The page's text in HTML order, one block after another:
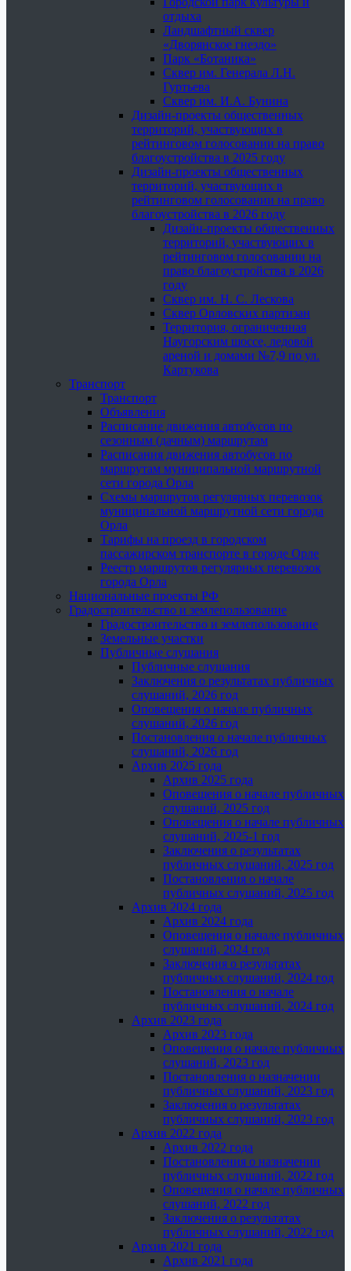
отдыха
Ландшафтный сквер
«Дворянское гнездо»
Парк «Ботаника»
Сквер им. Генерала Л.Н.
Гуртьева
Сквер им. И.А. Бунина
Дизайн-проекты общественных
территорий, участвующих в
рейтинговом голосовании на право
благоустройства в 2025 году
Дизайн-проекты общественных
территорий, участвующих в
рейтинговом голосовании на право
благоустройства в 2026 году
Дизайн-проекты общественных
территорий, участвующих в
рейтинговом голосовании на
право благоустройства в 2026
году
Сквер им. Н. С. Лескова
Сквер Орловских партизан
Территория, ограниченная
Наугорским шоссе, ледовой
ареной и домами №7,9 по ул.
Картукова
Транспорт
Транспорт
Объявления
Расписание движения автобусов по
сезонным (дачным) маршрутам
Расписания движения автобусов по
маршрутам муниципальной маршрутной
сети города Орла
Схемы маршрутов регулярных перевозок
муниципальной маршрутной сети города
Орла
Тарифы на проезд в городском
пассажирском транспорте в городе Орле
Реестр маршрутов регулярных перевозок
города Орла
Национальные проекты РФ
Градостроительство и землепользование
Градостроительство и землепользование
Земельные участки
Публичные слушания
Публичные слушания
Заключения о результатах публичных
слушаний, 2026 год
Оповещения о начале публичных
слушаний, 2026 год
Постановления о начале публичных
слушаний, 2026 год
Архив 2025 года
Архив 2025 года
Оповещения о начале публичных
слушаний, 2025 год
Оповещения о начале публичных
слушаний, 2025-1 год
Заключения о результатах
публичных слушаний, 2025 год
Постановления о начале
публичных слушаний, 2025 год
Архив 2024 года
Архив 2024 года
Оповещения о начале публичных
слушаний, 2024 год
Заключения о результатах
публичных слушаний, 2024 год
Постановления о начале
публичных слушаний, 2024 год
Архив 2023 года
Архив 2023 года
Оповещения о начале публичных
слушаний, 2023 год
Постановления о назначении
публичных слушаний, 2023 год
Заключения о результатах
публичных слушаний, 2023 год
Архив 2022 года
Архив 2022 года
Постановления о назначении
публичных слушаний, 2022 год
Оповещения о начале публичных
слушаний, 2022 год
Заключения о результатах
публичных слушаний, 2022 год
Архив 2021 года
Архив 2021 года